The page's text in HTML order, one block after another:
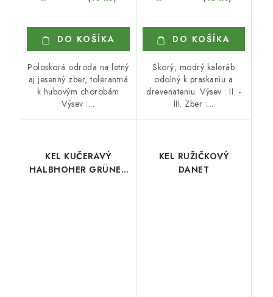
DO KOŠÍKA
Poloskorá odroda na letný
aj jesenný zber, tolerantná
k hubovým chorobám
Výsev :...
DO KOŠÍKA
Skorý, modrý kaleráb
odolný k praskaniu a
drevenateniu. Výsev : II. -
III. Zber :...
KEL KUČERAVÝ
HALBHOHER GRÜNER
KEL RUŽIČKOVÝ
DANET